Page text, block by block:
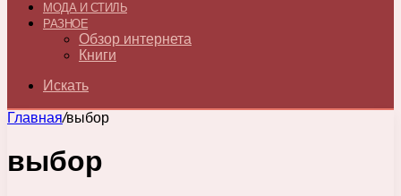
МОДА И СТИЛЬ
РАЗНОЕ
Обзор интернета
Книги
Искать
Главная/выбор
выбор